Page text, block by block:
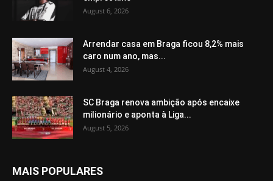
August 6, 2026
Arrendar casa em Braga ficou 8,2% mais
caro num ano, mas...
August 4, 2026
SC Braga renova ambição após encaixe
milionário e aponta à Liga...
August 5, 2026
MAIS POPULARES